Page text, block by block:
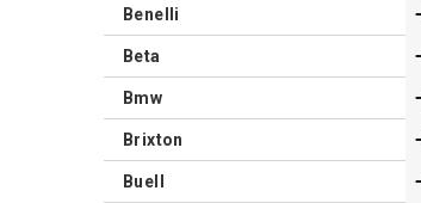
Benelli
Beta
Bmw
Brixton
Buell